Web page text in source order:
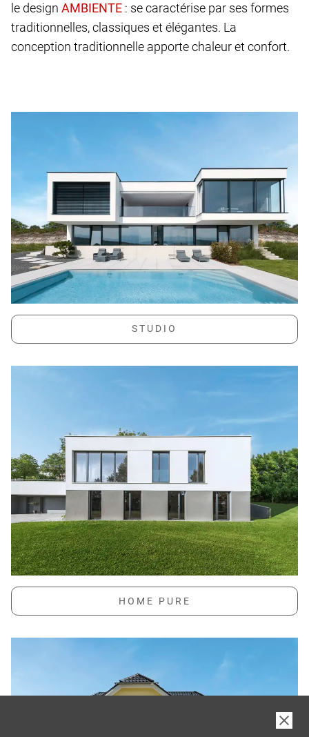
le design
: se caractérise par ses formes
traditionnelles, classiques et élégantes. La
conception traditionnelle apporte chaleur et confort.